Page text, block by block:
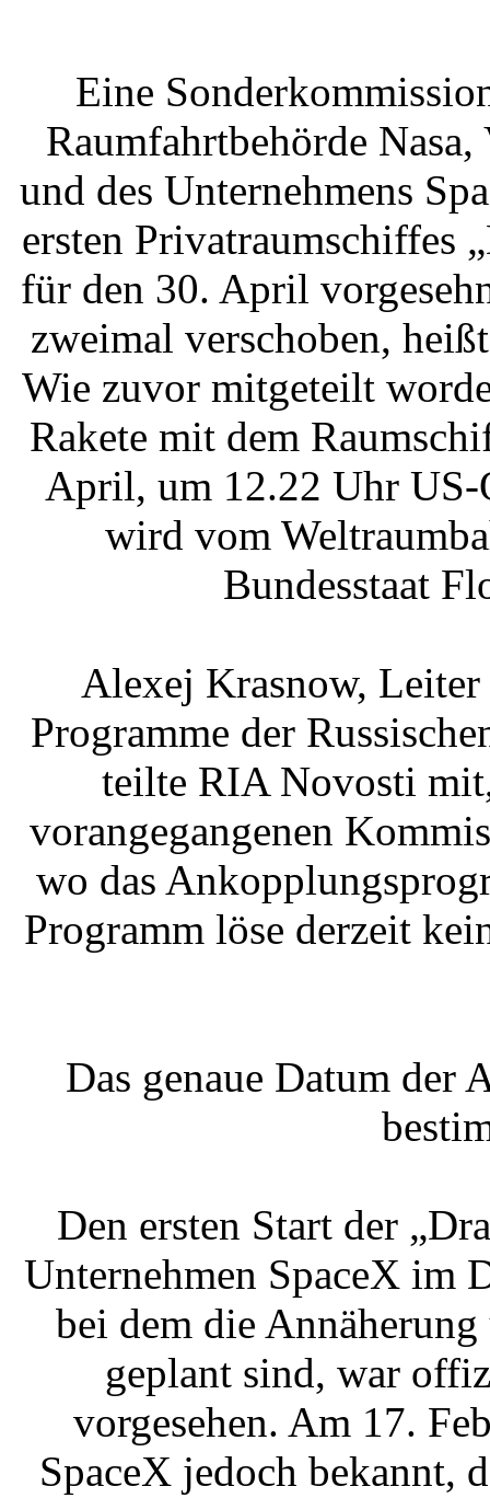
Eine
Raumfahrtbehörde
und des Unternehmens
ersten Privatraumschiffes
für den 30. April
zweimal verschoben,
Wie zuvor mitgeteilt
Rakete mit dem
April, um 12.22 Uhr US-
wird vom
Bundesstaat
Alexej Krasnow,
Programme der
teilte RIA Novosti
vorangegangenen
wo das
Programm löse derzeit
Das genaue Datum
Den ersten Start der
Unternehmen SpaceX im
bei dem die
geplant sind, war
vorgesehen. Am 17.
SpaceX jedoch bekannt,